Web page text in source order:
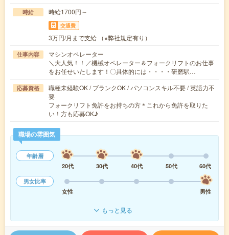
時給 時給1700円～
交通費
3万円/月まで支給 （※弊社規定有り）
仕事内容
マシンオペレーター
＼大人気！！／機械オペレーター＆フォークリフトのお仕事
をお任せいたします！〇具体的には・・・・研磨駅…
応募資格
職種未経験OK / ブランクOK / パソコンスキル不要 / 英語力不
要
フォークリフト免許をお持ちの方＊これから免許を取りた
い！方も応募OK♪
職場の雰囲気
年齢層
20代
30代 40代 50代
60代
男女比率
女性
男性
もっと見る